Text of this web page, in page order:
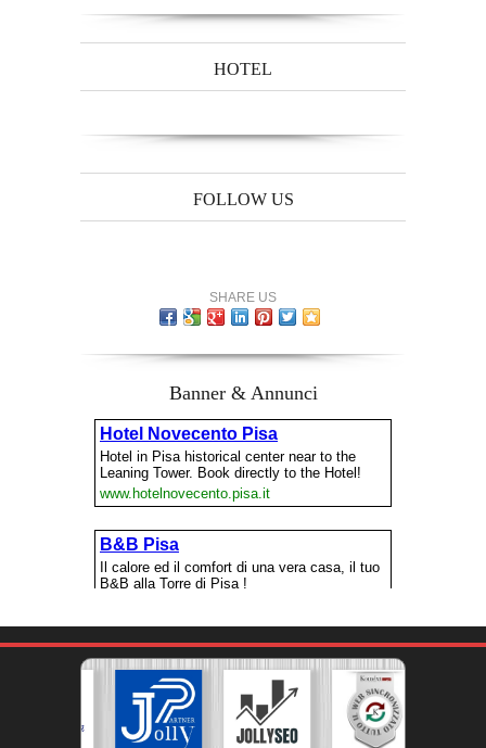
HOTEL
FOLLOW US
SHARE US
Banner & Annunci